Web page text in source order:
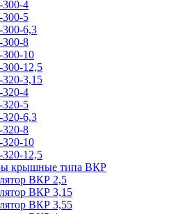
4
5
6,3
8
10
12,5
3,15
4
5
6,3
8
10
12,5
крышные типа ВКР
ВКР 2,5
ВКР 3,15
ВКР 3,55